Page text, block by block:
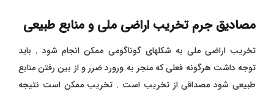
مصادیق جرم تخریب اراضی ملی و منابع طبیعی
تخریب اراضی ملی به شکلهای گوناگومی ممکن انجام شود . باید
توجه داشت هرگونه فعلی که منجر به ورورد ضرر و از بین رفتن منابع
طبیعی شود مصداقی از تخریب است . تخریب ممکن است نتیجه